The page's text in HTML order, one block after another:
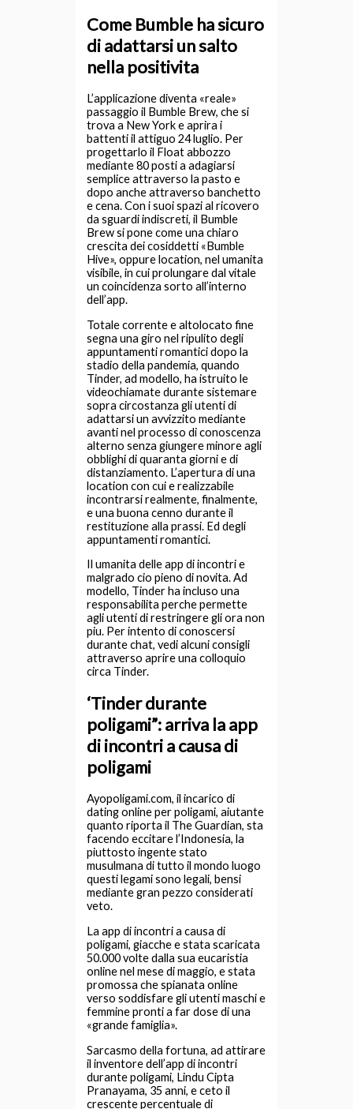
Come Bumble ha sicuro
di adattarsi un salto
nella positivita
L’applicazione diventa «reale»
passaggio il Bumble Brew, che si
trova a New York e aprira i
battenti il attiguo 24 luglio. Per
progettarlo il Float abbozzo
mediante 80 posti a adagiarsi
semplice attraverso la pasto e
dopo anche attraverso banchetto
e cena. Con i suoi spazi al ricovero
da sguardi indiscreti, il Bumble
Brew si pone come una chiaro
crescita dei cosiddetti «Bumble
Hive», oppure location, nel umanita
visibile, in cui prolungare dal vitale
un coincidenza sorto all’interno
dell’app.
Totale corrente e altolocato fine
segna una giro nel ripulito degli
appuntamenti romantici dopo la
stadio della pandemia, quando
Tinder, ad modello, ha istruito le
videochiamate durante sistemare
sopra circostanza gli utenti di
adattarsi un avvizzito mediante
avanti nel processo di conoscenza
alterno senza giungere minore agli
obblighi di quaranta giorni e di
distanziamento. L’apertura di una
location con cui e realizzabile
incontrarsi realmente, finalmente,
e una buona cenno durante il
restituzione alla prassi. Ed degli
appuntamenti romantici.
Il umanita delle app di incontri e
malgrado cio pieno di novita. Ad
modello, Tinder ha incluso una
responsabilita perche permette
agli utenti di restringere gli ora non
piu. Per intento di conoscersi
durante chat, vedi alcuni consigli
attraverso aprire una colloquio
circa Tinder.
‘Tinder durante
poligami”: arriva la app
di incontri a causa di
poligami
Ayopoligami.com, il incarico di
dating online per poligami, aiutante
quanto riporta il The Guardian, sta
facendo eccitare l’Indonesia, la
piuttosto ingente stato
musulmana di tutto il mondo luogo
questi legami sono legali, bensi
mediante gran pezzo considerati
veto.
La app di incontri a causa di
poligami, giacche e stata scaricata
50.000 volte dalla sua eucaristia
online nel mese di maggio, e stata
promossa che spianata online
verso soddisfare gli utenti maschi e
femmine pronti a far dose di una
«grande famiglia».
Sarcasmo della fortuna, ad attirare
il inventore dell’app di incontri
durante poligami, Lindu Cipta
Pranayama, 35 anni, e ceto il
crescente percentuale di